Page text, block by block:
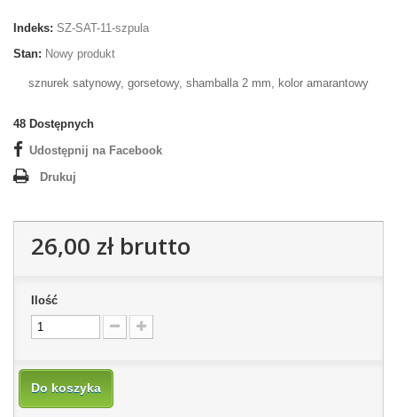
Indeks: SZ-SAT-11-szpula
Stan: Nowy produkt
sznurek satynowy, gorsetowy, shamballa 2 mm, kolor amarantowy
48 Dostępnych
Udostępnij na Facebook
Drukuj
26,00 złbrutto
Ilość
Do koszyka